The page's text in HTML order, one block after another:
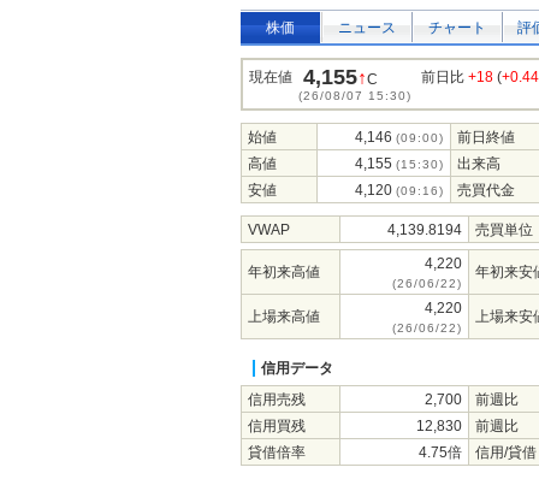
株価 ニュース チャート 評
現在値 4,155↑C
(26/08/07 15:30)
前日比 +18 (
始値 4,146 (09:00)
前日終値
高値
4,155 (15:30)
出来高
安値
4,120 (09:16) 売買代金
VWAP 4,139.8194 売買単位
年初来高値 4,220
(26/06/22)
年初来安
上場来高値 4,220
(26/06/22)
上場来安
信用データ
信用売残
2,700
前週比
信用買残
12,830
前週比
貸借倍率
4.75倍 信用/貸借